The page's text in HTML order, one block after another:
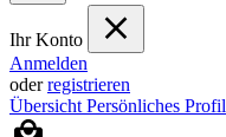
Ihr Konto
Anmelden
oderregistrieren
Übersicht Persönliches Profil